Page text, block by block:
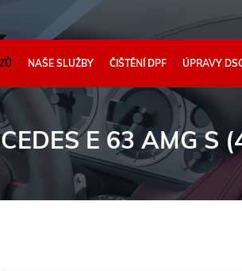
NAŠE SLUŽBY ČIŠTĚNÍ DPF ÚPRAVY
E 63 AMG S